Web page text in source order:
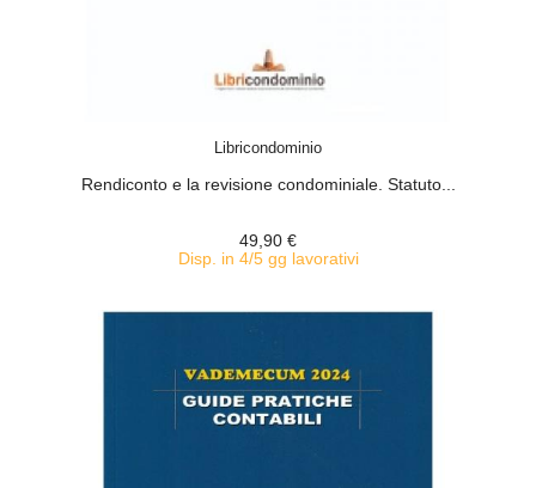
Libricondominio
Rendiconto e la revisione condominiale. Statuto...
49,90 €
Disp. in 4/5 gg lavorativi